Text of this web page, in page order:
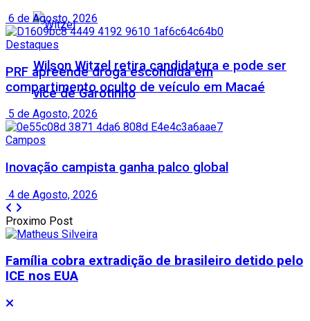
Wilson Witzel retira candidatura e pode ser
vice de Garotinho
6 de Agosto, 2026
Destaques
PRF apreende droga escondida em
compartimento oculto de veículo em Macaé
5 de Agosto, 2026
Campos
Inovação campista ganha palco global
4 de Agosto, 2026
Proximo Post
Família cobra extradição de brasileiro detido pelo
ICE nos EUA